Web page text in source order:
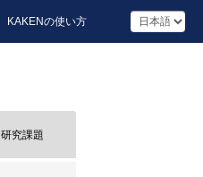
KAKENの使い方
研究課題